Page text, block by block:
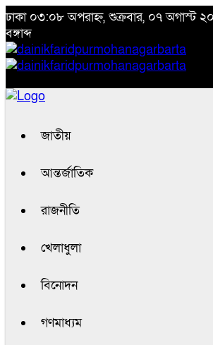
ঢাকা ০৩:০৮ অপরাহ্ন, শুক্রবার, ০৭ অগাস্ট
বঙ্গাব্দ
জাতীয়
আন্তর্জাতিক
রাজনীতি
খেলাধুলা
বিনোদন
গণমাধ্যম